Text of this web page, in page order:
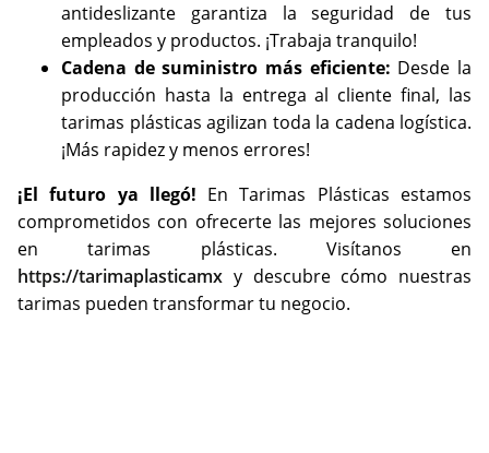
antideslizante garantiza la seguridad de tus
empleados y productos. ¡Trabaja tranquilo!
Cadena de suministro más eficiente: Desde la
producción hasta la entrega al cliente final, las
tarimas plásticas agilizan toda la cadena logística.
¡Más rapidez y menos errores!
¡El futuro ya llegó! En Tarimas Plásticas estamos
comprometidos con ofrecerte las mejores soluciones
en tarimas plásticas. Visítanos en
https://tarimaplasticamx y descubre cómo nuestras
tarimas pueden transformar tu negocio.